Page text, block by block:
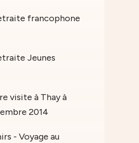
francophone
Jeunes
visite à Thay à
2014
- Voyage au